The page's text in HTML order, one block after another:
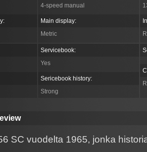
4-speed manual
Main display:
Metric
Servicebook:
Yes
Sericebook history:
Strong
SC vuodelta 1965, jonka